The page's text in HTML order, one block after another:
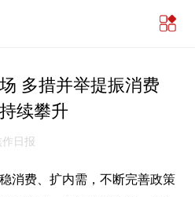
多措并举提振消费
续攀升
日报
费、扩内需，不断完善政策